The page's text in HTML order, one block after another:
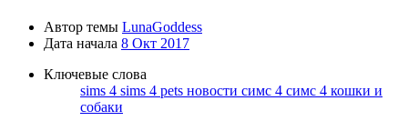
Автор темы LunaGoddess
Дата начала 8 Окт 2017
Ключевые слова
sims 4 sims 4 pets новости симс 4 симс 4 кошки и
собаки